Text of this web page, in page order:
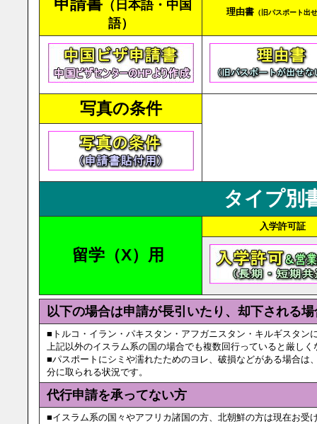
（日本語・中国
語）
理由書（旧パスポート出
写真の条件
タイプ別
留学（X）用
入学許可証
以下の場合は申請が長引いたり、却下される
■トルコ・イラン・パキスタン・アフガニスタン・キルギスタン
上記以外のイスラム系の国の場合でも複数回行っていると厳しく
■パスポートにシミや濡れたためのヨレ、破損などがある場合は
分に取られる状況です。
代行申請を承ってない方
■イスラム系の国々やアフリカ諸国の方、北朝鮮の方は現在お受